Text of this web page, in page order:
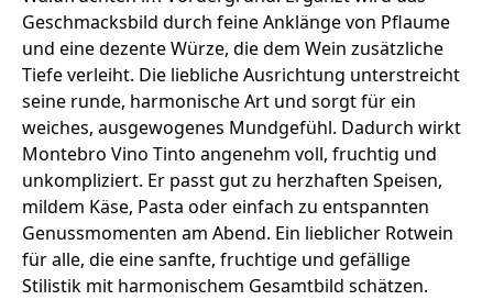
Geschmacksbild durch feine Anklänge von Pflaume
und eine dezente Würze, die dem Wein zusätzliche
Tiefe verleiht. Die liebliche Ausrichtung unterstreicht
seine runde, harmonische Art und sorgt für ein
weiches, ausgewogenes Mundgefühl. Dadurch wirkt
Montebro Vino Tinto angenehm voll, fruchtig und
unkompliziert. Er passt gut zu herzhaften Speisen,
mildem Käse, Pasta oder einfach zu entspannten
Genussmomenten am Abend. Ein lieblicher Rotwein
für alle, die eine sanfte, fruchtige und gefällige
Stilistik mit harmonischem Gesamtbild schätzen.